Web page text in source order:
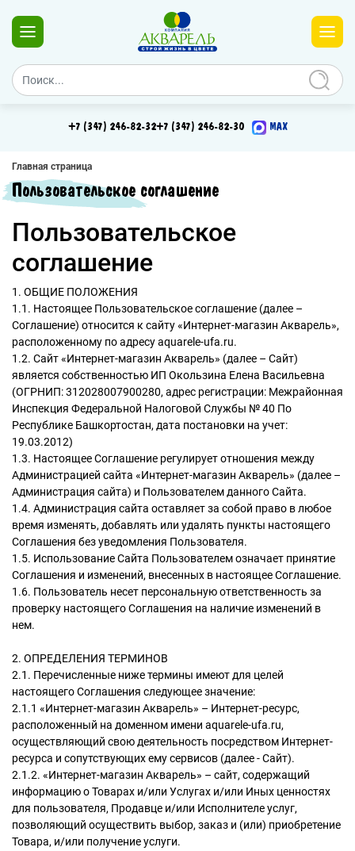
+7 (347) 246-82-32+7 (347) 246-82-30 MAX
Главная страница
Пользовательское соглашение
Пользовательское
соглашение
1. ОБЩИЕ ПОЛОЖЕНИЯ
1.1. Настоящее Пользовательское соглашение (далее –
Соглашение) относится к сайту «Интернет-магазин Акварель»,
расположенному по адресу aquarele-ufa.ru.
1.2. Сайт «Интернет-магазин Акварель» (далее – Сайт)
является собственностью ИП Окользина Елена Васильевна
(ОГРНИП: 312028007900280, адрес регистрации: Межрайонная
Инспекция Федеральной Налоговой Службы № 40 По
Республике Башкортостан, дата постановки на учет:
19.03.2012)
1.3. Настоящее Соглашение регулирует отношения между
Администрацией сайта «Интернет-магазин Акварель» (далее –
Администрация сайта) и Пользователем данного Сайта.
1.4. Администрация сайта оставляет за собой право в любое
время изменять, добавлять или удалять пункты настоящего
Соглашения без уведомления Пользователя.
1.5. Использование Сайта Пользователем означает принятие
Соглашения и изменений, внесенных в настоящее Соглашение.
1.6. Пользователь несет персональную ответственность за
проверку настоящего Соглашения на наличие изменений в
нем.
2. ОПРЕДЕЛЕНИЯ ТЕРМИНОВ
2.1. Перечисленные ниже термины имеют для целей
настоящего Соглашения следующее значение:
2.1.1 «Интернет-магазин Акварель» – Интернет-ресурс,
расположенный на доменном имени aquarele-ufa.ru,
осуществляющий свою деятельность посредством Интернет-
ресурса и сопутствующих ему сервисов (далее - Сайт).
2.1.2. «Интернет-магазин Акварель» – сайт, содержащий
информацию о Товарах и/или Услугах и/или Иных ценностях
для пользователя, Продавце и/или Исполнителе услуг,
позволяющий осуществить выбор, заказ и (или) приобретение
Товара, и/или получение услуги.